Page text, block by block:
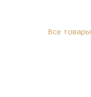
Все товары